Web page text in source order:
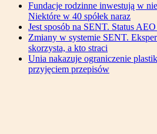
Fundacje rodzinne inwestują w
Niektóre w 40 spółek naraz
Jest sposób na SENT. Status
Zmiany w systemie SENT.
skorzysta, a kto straci
Unia nakazuje ograniczenie
przyjęciem przepisów